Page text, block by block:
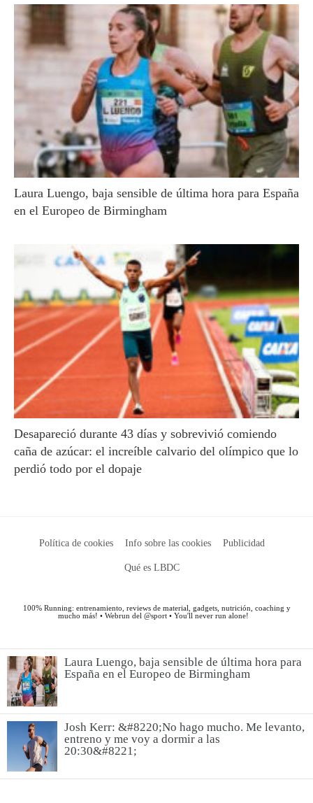
Laura Luengo, baja sensible de última hora para
España en el Europeo de Birmingham
Josh Kerr: &#8220;No hago mucho. Me levanto,
entreno y me voy a dormir a las
20:30&#8221;